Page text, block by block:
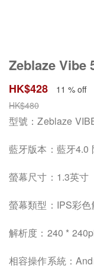
Zeblaze Vibe
HK$428
11 % off
HK$480
型號：Zeblaze
藍牙版本：藍牙4.0
螢幕尺寸：1.3英寸
螢幕類型：IPS彩
解析度：240 *
相容操作系統：